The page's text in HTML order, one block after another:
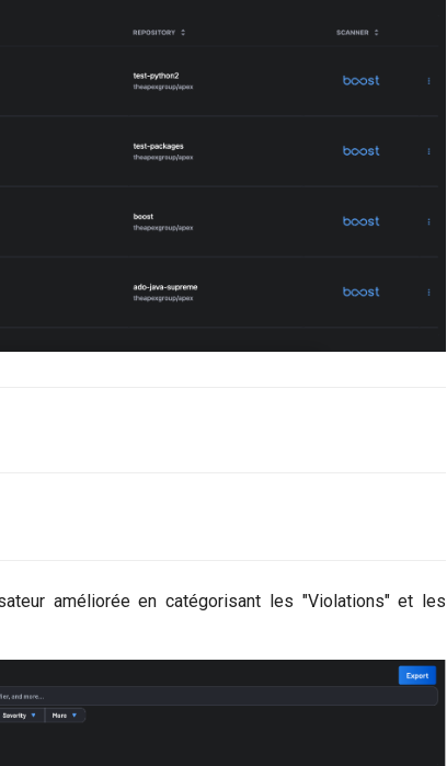
améliorée en catégorisant les "Violations" et les